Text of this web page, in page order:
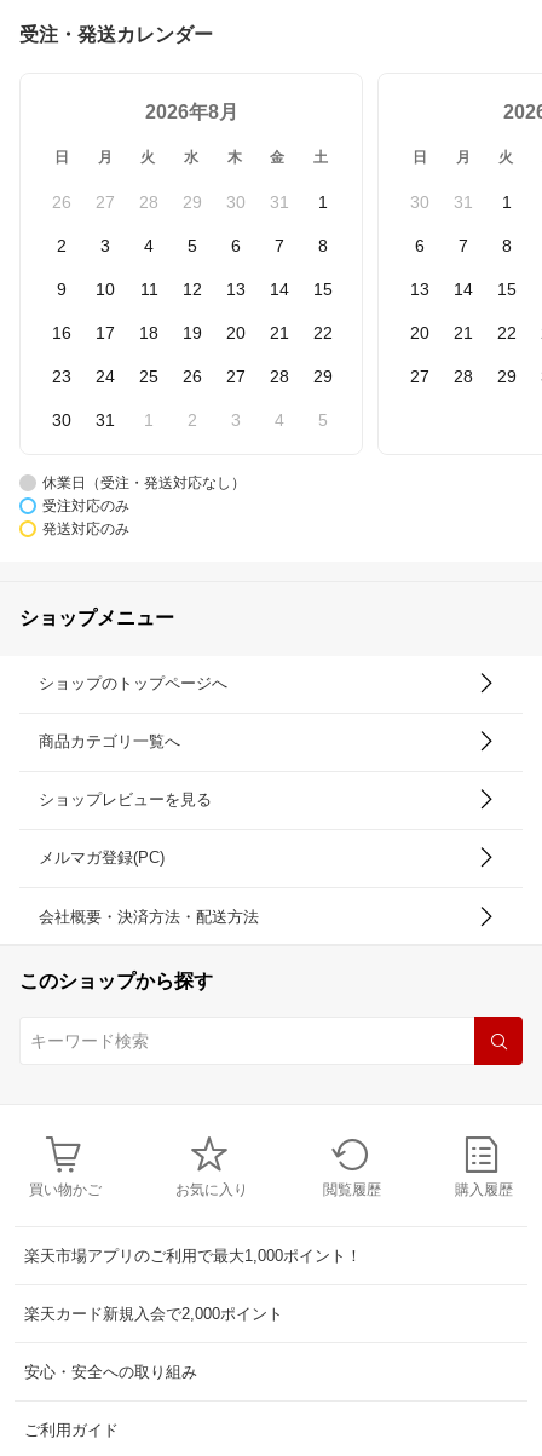
受注・発送カレンダー
2026年8月
日 月 火 水 木 金 土
26 27 28 29 30 31 1
2 3 4 5 6 7 8
9 10 11 12 13 14 15
16 17 18 19 20 21 22
23 24 25 26 27 28 29
30 31 1 2 3 4 5
日 月 火
30 31 1
6 7 8
13 14 15
20 21 22
27 28 29
休業日（受注・発送対応なし）
受注対応のみ
発送対応のみ
ショップメニュー
ショップのトップページへ
商品カテゴリ一覧へ
ショップレビューを見る
メルマガ登録(PC)
会社概要・決済方法・配送方法
このショップから探す
買い物かご お気に入り 閲覧履歴 購入履歴
楽天市場アプリのご利用で最大1,000ポイント！
楽天カード新規入会で2,000ポイント
安心・安全への取り組み
ご利用ガイド